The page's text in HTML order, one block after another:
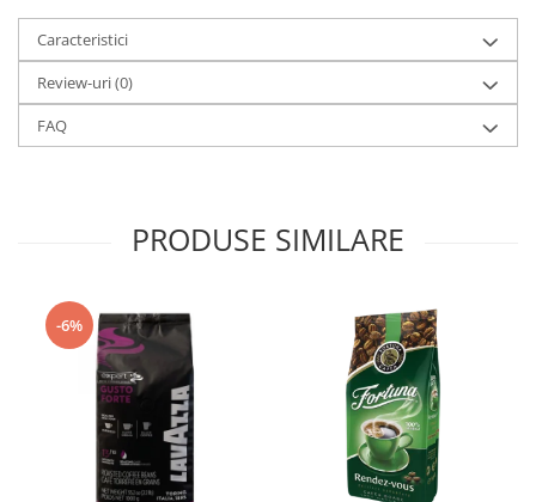
Caracteristici
Review-uri(0)
FAQ
PRODUSE SIMILARE
-6%